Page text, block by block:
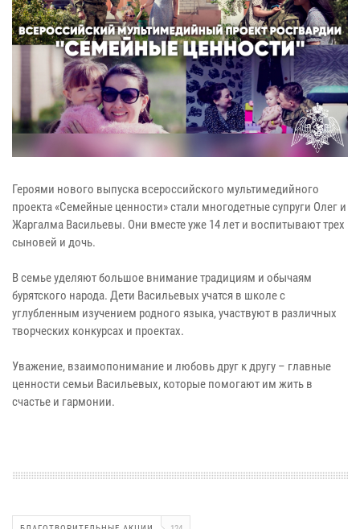
Героями нового выпуска всероссийского мультимедийного
проекта «Семейные ценности» стали многодетные супруги Олег и
Жаргалма Васильевы. Они вместе уже 14 лет и воспитывают трех
сыновей и дочь.
В семье уделяют большое внимание традициям и обычаям
бурятского народа. Дети Васильевых учатся в школе с
углубленным изучением родного языка, участвуют в различных
творческих конкурсах и проектах.
Уважение, взаимопонимание и любовь друг к другу – главные
ценности семьи Васильевых, которые помогают им жить в
счастье и гармонии.